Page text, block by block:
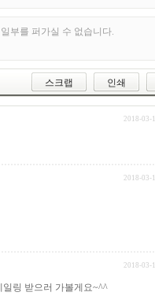
부를 퍼가실 수 없습니다.
스크랩 인쇄
2018-03-
2018-03-
2018-03-
링 받으러 가볼게요~^^